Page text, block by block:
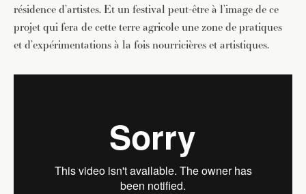
résidence d’artistes. Et un festival peut-être à l’image de ce
projet qui fera de cette terre agricole une zone de pratiques
et d’expérimentations à la fois nourricières et artistiques.